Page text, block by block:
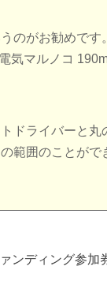
のがお勧めです。
気マルノコ
ドライバーと丸
範囲のことがで
ンディング参加